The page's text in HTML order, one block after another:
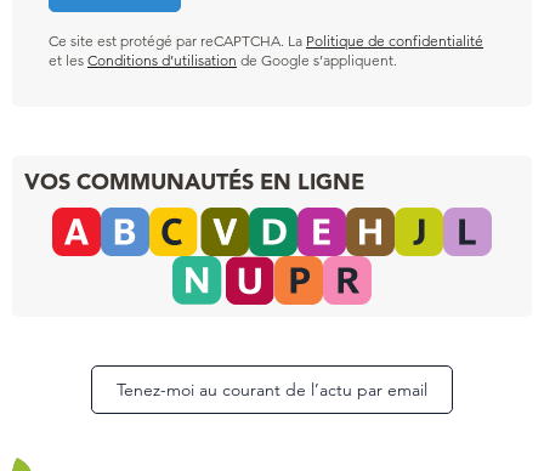
Ce site est protégé par reCAPTCHA. La Politique de confidentialité
et les Conditions d’utilisation de Google s’appliquent.
VOS COMMUNAUTÉS EN LIGNE
Tenez-moi au courant de l’actu par email